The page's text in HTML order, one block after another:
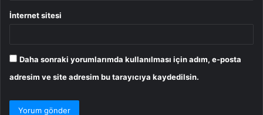
İnternet sitesi
Daha sonraki yorumlarımda kullanılması için adım, e-posta
adresim ve site adresim bu tarayıcıya kaydedilsin.